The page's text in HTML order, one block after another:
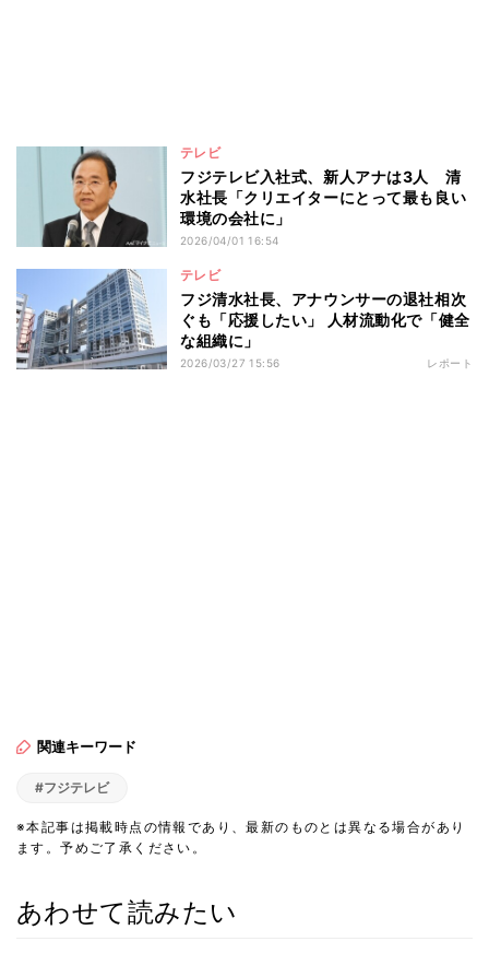
テレビ
フジテレビ入社式、新人アナは3人 清
水社長「クリエイターにとって最も良い
環境の会社に」
2026/04/01 16:54
テレビ
フジ清水社長、アナウンサーの退社相次
ぐも「応援したい」 人材流動化で「健全
な組織に」
2026/03/27 15:56 レポート
関連キーワード
#フジテレビ
※本記事は掲載時点の情報であり、最新のものとは異なる場合があり
ます。予めご了承ください。
あわせて読みたい